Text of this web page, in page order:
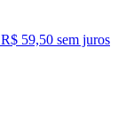
R$ 59,50 sem juros